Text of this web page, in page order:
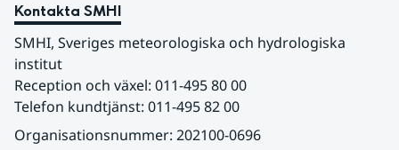
Kontakta SMHI
SMHI, Sveriges meteorologiska och hydrologiska
institut
Reception och växel: 011-495 80 00
Telefon kundtjänst: 011-495 82 00
Organisationsnummer: 202100-0696